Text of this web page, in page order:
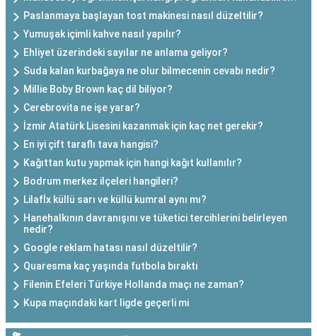
Paslanmaya başlayan tost makinesi nasıl düzeltilir?
Yumuşak içimli kahve nasıl yapılır?
Ehliyet üzerindeki sayılar ne anlama geliyor?
Suda kalan kurbağaya ne olur bilmecenin cevabı nedir?
Millie Boby Brown kaç dil biliyor?
Cerebrovita ne işe yarar?
İzmir Atatürk Lisesini kazanmak için kaç net gerekir?
En iyi çift taraflı tava hangisi?
Kağıttan kutu yapmak için hangi kağıt kullanılır?
Bodrum merkez ilçeleri hangileri?
Lilafİx küllü sarı ve küllü kumral aynı mı?
Hanehalkının davranışını ve tüketici tercihlerini belirleyen
nedir?
Google reklam hatası nasıl düzeltilir?
Quaresma kaç yaşında futbola bıraktı
Filenin Efeleri Türkiye Hollanda maçı ne zaman?
Kupa maçındaki kart ligde geçerli mi